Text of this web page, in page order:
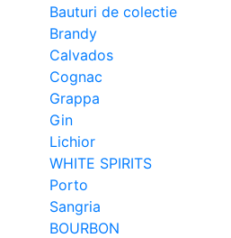
Bauturi de colectie
Brandy
Calvados
Cognac
Grappa
Gin
Lichior
WHITE SPIRITS
Porto
Sangria
BOURBON